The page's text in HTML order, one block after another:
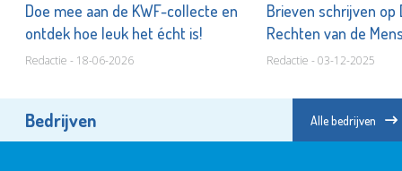
Doe mee aan de KWF-collecte en
ontdek hoe leuk het écht is!
Redactie - 18-06-2026
Brieven schrijven op
Rechten van de
Redactie - 03-12-2025
Bedrijven Alle bedrijven